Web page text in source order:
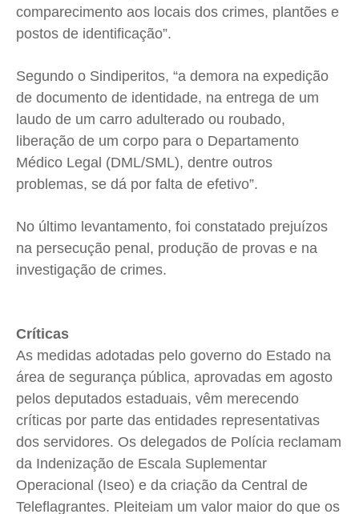
comparecimento aos locais dos crimes, plantões e
postos de identificação”.
Segundo o Sindiperitos, “a demora na expedição
de documento de identidade, na entrega de um
laudo de um carro adulterado ou roubado,
liberação de um corpo para o Departamento
Médico Legal (DML/SML), dentre outros
problemas, se dá por falta de efetivo”.
No último levantamento, foi constatado prejuízos
na persecução penal, produção de provas e na
investigação de crimes.
Críticas
As medidas adotadas pelo governo do Estado na
área de segurança pública, aprovadas em agosto
pelos deputados estaduais, vêm merecendo
críticas por parte das entidades representativas
dos servidores. Os delegados de Polícia reclamam
da Indenização de Escala Suplementar
Operacional (Iseo) e da criação da Central de
Teleflagrantes. Pleiteiam um valor maior do que os